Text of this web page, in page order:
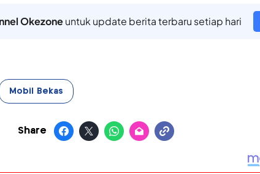
Okezoneuntuk update berita terbaru setiap hari
Mobil Bekas
Share